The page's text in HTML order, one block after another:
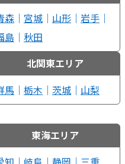
森 ｜ 宮城 ｜ 山形 ｜ 岩手 ｜
島 ｜ 秋田
北関東エリア
馬 ｜ 栃木 ｜ 茨城 ｜ 山梨
東海エリア